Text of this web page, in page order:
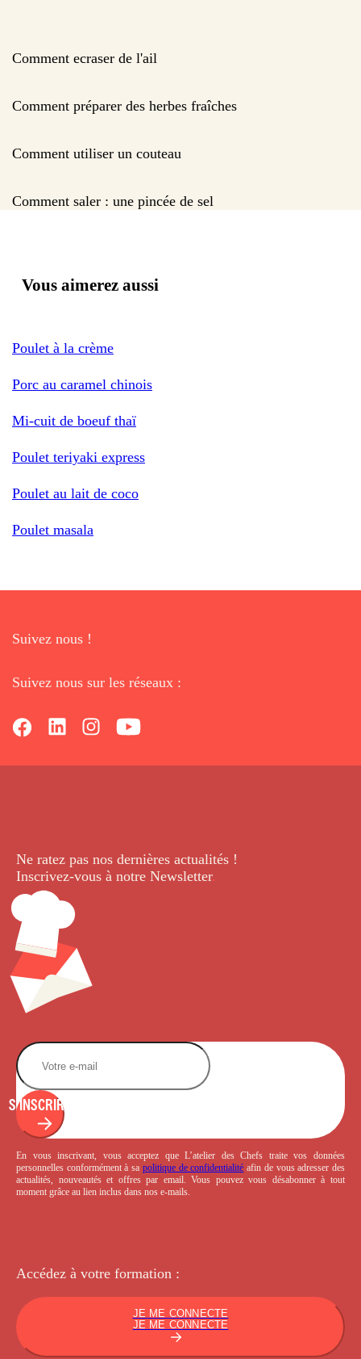
Comment ecraser de l'ail
Comment préparer des herbes fraîches
Comment utiliser un couteau
Comment saler : une pincée de sel
Vous aimerez aussi
Poulet à la crème
Porc au caramel chinois
Mi-cuit de boeuf thaï
Poulet teriyaki express
Poulet au lait de coco
Poulet masala
Suivez nous !
Suivez nous sur les réseaux :
Ne ratez pas nos dernières actualités !
Inscrivez-vous à notre Newsletter.
S'INSCRIRE
En vous inscrivant, vous acceptez que L’atelier des Chefs traite vos données
personnelles conformément à sa politique de confidentialité afin de vous adresser des
actualités, nouveautés et offres par email. Vous pouvez vous désabonner à tout
moment grâce au lien inclus dans nos e-mails.
Accédez à votre formation :
JE ME CONNECTE
JE ME CONNECTE